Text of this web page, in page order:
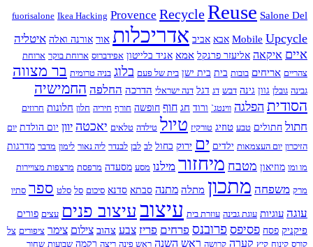
fuorisalone Ikea Hacking Provence Recycle Reuse Salone Del
Mobile Upcycle אבא אביב אדריכלות אור אורנה ואלה איטליה
איים איקאה אליעזר פרנקל אמא אניד בלייטון אפידברוס ארוחת בוקר ארוחת
צהריים אריחים בובות בית בית ישן בית של פעם בלוג בניה טרומית בר מצווה
גבינה גובלן גוון גינה דבש דג דגל דנה ישראלי הדרכה החלפה החמישיה
הסודית הפלגה ווינטג` ורוד חג חוף חופשה חורף חיריה חלון חלונות חרוזים
חתול חתולים טבע טוזיג טורקיז טיול טילדה טלאים יאכטה יוון יום הולדת יום
הזיכרון יום העצמאות ילדים ים ירוק כחול לב לבן לבנדר ליה נאור לימון מדבר מדרגות
מו ומו מוזיאון מטבח מיחזור מילנו מסע מסעדה מרפסת מרצפות מצויירות
מרק משפחה מתכון מתלה מתנה סבתא סדנא סיכום סל סלט ספר סתיו
עוגה עוגיות עוגת גבינה עוזרת בית עיצובעיצוב פנים עצים פורים
פיקניק פסח פסיפס פרובנס פרחים פריז צבע צהוב צילום צימר ציפורים צל
קורס קינוח קיץ קערה קרושה ראש השנה ראש פינה ריצה רקמה שבועות שחור